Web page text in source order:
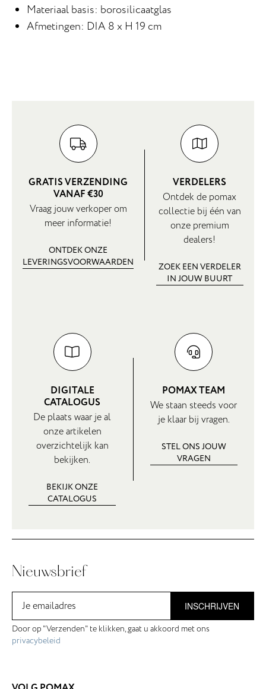
Materiaal basis: borosilicaatglas
Afmetingen: DIA 8 x H 19 cm
GRATIS VERZENDING
VANAF €30
Vraag jouw verkoper om
meer informatie!
ONTDEK ONZE
LEVERINGSVOORWAARDEN
VERDELERS
Ontdek de pomax
collectie bij één van
onze premium
dealers!
ZOEK EEN VERDELER
IN JOUW BUURT
DIGITALE
CATALOGUS
De plaats waar je al
onze artikelen
overzichtelijk kan
bekijken.
BEKIJK ONZE
CATALOGUS
POMAX TEAM
We staan steeds voor
je klaar bij vragen.
STEL ONS JOUW
VRAGEN
Nieuwsbrief
INSCHRIJVEN
Door op "Verzenden" te klikken, gaat u akkoord met ons
privacybeleid